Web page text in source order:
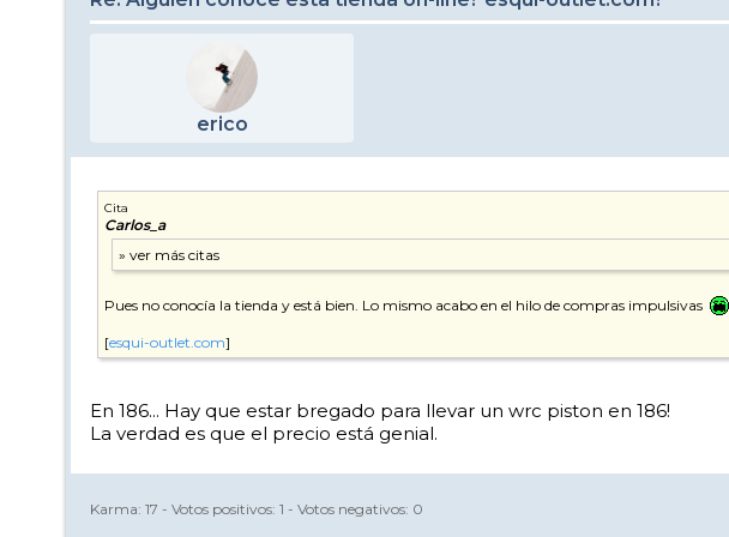
erico
Cita
Carlos_a
Pues no conocía la tienda y está bien. Lo mismo acabo en el hilo de compras impulsivas
[esqui-outlet.com]
En 186... Hay que estar bregado para llevar un wrc piston en 186!
La verdad es que el precio está genial.
Karma: 17 - Votos positivos: 1 - Votos negativos: 0